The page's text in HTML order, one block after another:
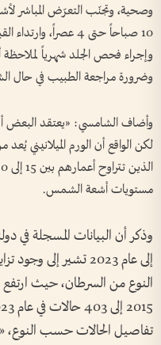
وصحية، وتجنّب التعرّض المباشر
10 صباحاً حتى 4
وإجراء فحص الجلد شهرياً
وضرورة مراجعة الطبيب في حال
وأضاف الشامسي: «يعتقد البعض
لكن الواقع أن الورم الميلانيني
مستويات أشعة الشمس.
إلى عام 2023 تشير
تفاصيل الحالات حسب النوع،